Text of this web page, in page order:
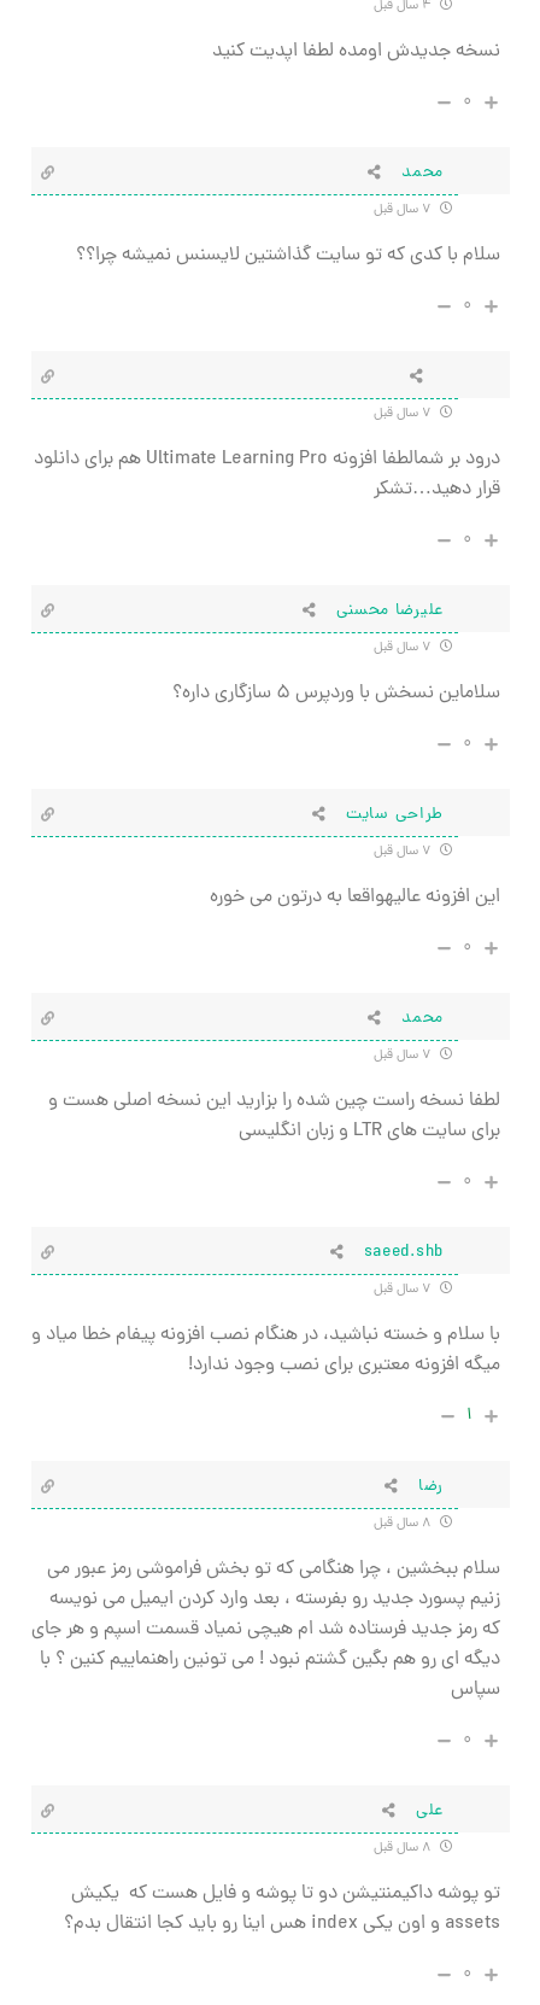
نسخه جدیدش اومده لطفا اپدیت کنید
۰
محمد
سلام با کدی که تو سایت گذاشتین لایسنس نمیشه چرا؟؟
۰
درود بر شمالطفا افزونه Ultimate Learning Pro هم برای دانلود
قرار دهید…تشکر
۰
علیرضا محسنی
سلاماین نسخش با وردپرس ۵ سازگاری داره؟
۰
طراحی سایت
این افزونه عالیهواقعا به درتون می خوره
۰
محمد
لطفا نسخه راست چین شده را بزارید این نسخه اصلی هست و
برای سایت های LTR و زبان انگلیسی
۰
saeed.shb
با سلام و خسته نباشید، در هنگام نصب افزونه پیفام خطا میاد و
میگه افزونه معتبری برای نصب وجود ندارد!
۱
رضا
سلام ببخشین ، چرا هنگامی که تو بخش فراموشی رمز عبور می
زنیم پسورد جدید رو بفرسته ، بعد وارد کردن ایمیل می نویسه
که رمز جدید فرستاده شد ام هیچی نمیاد قسمت اسپم و هر جای
دیگه ای رو هم بگین گشتم نبود ! می تونین راهنماییم کنین ؟ با
سپاس
۰
علی
تو پوشه داکیمنتیشن دو تا پوشه و فایل هست که یکیش
assets و اون یکی index هس اینا رو باید کجا انتقال بدم؟
۰